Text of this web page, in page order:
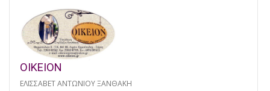
ΟΙΚΕΙΟΝ
ΕΛΙΣΣΑΒΕΤ ΑΝΤΩΝΙΟΥ ΞΑΝΘΑΚΗ